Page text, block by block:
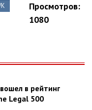
Просмотров:
1080
в рейтинг
Legal 500